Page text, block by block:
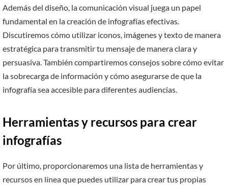
Además del diseño, la comunicación visual juega un papel
fundamental en la creación de infografías efectivas.
Discutiremos cómo utilizar iconos, imágenes y texto de manera
estratégica para transmitir tu mensaje de manera clara y
persuasiva. También compartiremos consejos sobre cómo evitar
la sobrecarga de información y cómo asegurarse de que la
infografía sea accesible para diferentes audiencias.
Herramientas y recursos para crear
infografías
Por último, proporcionaremos una lista de herramientas y
recursos en línea que puedes utilizar para crear tus propias